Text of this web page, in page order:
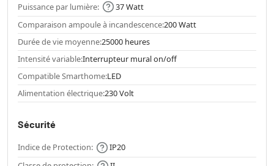
Puissance par lumière:
37 Watt
Comparaison ampoule à incandescence:200 Watt
Durée de vie moyenne:25000 heures
Intensité variable:Interrupteur mural on/off
Compatible Smarthome:LED
Alimentation électrique:230 Volt
Sécurité
Indice de Protection:
IP20